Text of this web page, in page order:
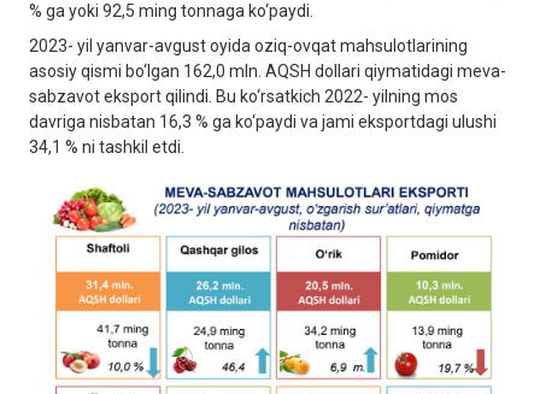
% ga yoki 92,5 ming tonnaga ko‘paydi.
2023- yil yanvar-avgust oyida oziq-ovqat mahsulotlarining
asosiy qismi bo‘lgan 162,0 mln. AQSH dollari qiymatidagi meva-
sabzavot eksport qilindi. Bu ko‘rsatkich 2022- yilning mos
davriga nisbatan 16,3 % ga ko‘paydi va jami eksportdagi ulushi
34,1 % ni tashkil etdi.